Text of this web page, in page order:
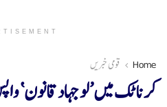
Home قومی خبریں
کرناٹک میں ’لو جہاد قانون‘